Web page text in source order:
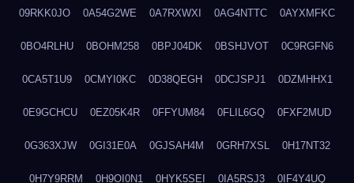
09RKK0JO 0A54G2WE 0A7RXWXI 0AG4NTTC 0AYXMFKC
0BO4RLHU 0BOHM258 0BPJ04DK 0BSHJVOT 0C9RGFN6
0CA5T1U9 0CMYI0KC 0D38QEGH 0DCJSPJ1 0DZMHHX1
0E9GCHCU 0EZ05K4R 0FFYUM84 0FLIL6GQ 0FXF2MUD
0G363XJW 0GI31E0A 0GJSAH4M 0GRH7XSL 0H17NT32
0H7Y9RRM 0H9OI0N1 0HYK5SEI 0IA5RSJ3 0IF4Y4UQ